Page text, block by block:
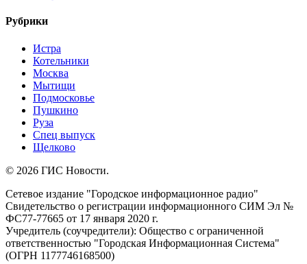
Рубрики
Истра
Котельники
Москва
Мытищи
Подмосковье
Пушкино
Руза
Спец выпуск
Щелково
© 2026 ГИС Новости.
Сетевое издание "Городское информационное радио"
Свидетельство о регистрации информационного СИМ Эл №
ФС77-77665 от 17 января 2020 г.
Учредитель (соучредители): Общество с ограниченной
ответственностью "Городская Информационная Система"
(ОГРН 1177746168500)